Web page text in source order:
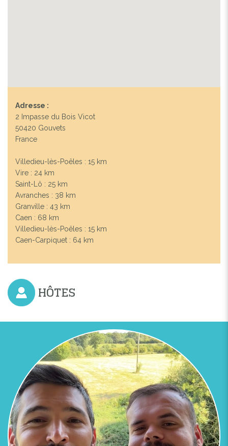
Adresse :
2 Impasse du Bois Vicot
50420 Gouvets
France
Villedieu-lès-Poêles : 15 km
Vire : 24 km
Saint-Lô : 25 km
Avranches : 38 km
Granville : 43 km
Caen : 68 km
Villedieu-lès-Poêles : 15 km
Caen-Carpiquet : 64 km
HÔTES